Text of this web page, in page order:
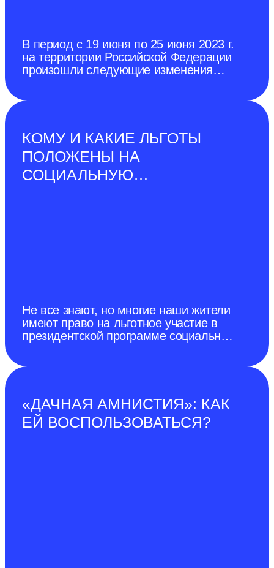
В период с 19 июня по 25 июня 2023 г.
на территории Российской Федерации
произошли следующие изменения
заседания чрезвычайной
противоэпизоотической комиссии
города Донецка от 28 декабря 2022
г.). Среди домашних свиней
карантинные ограничения по АЧС
КОМУ И КАКИЕ ЛЬГОТЫ
ПОЛОЖЕНЫ НА
СОЦИАЛЬНУЮ
Не все знают, но многие наши жители
имеют право на льготное участие в
президентской программе социальной
«ДАЧНАЯ АМНИСТИЯ»: КАК
ЕЙ ВОСПОЛЬЗОВАТЬСЯ?